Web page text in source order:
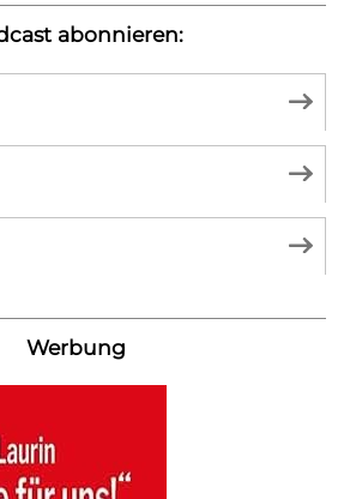
abonnieren:
Werbung